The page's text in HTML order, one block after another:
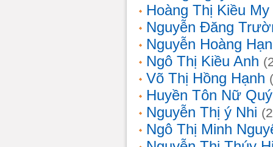
Hoàng Thị Kiều My
Nguyễn Đăng
Nguyễn Hoàng
Ngô Thị Kiều Anh
Võ Thị Hồng Hạnh
Huyền Tôn Nữ
Nguyễn Thị ý Nhi
Ngô Thị Minh